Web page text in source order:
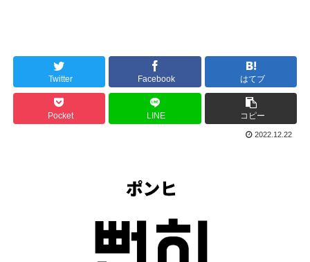
Twitter Facebook はてブ
Pocket LINE コピー
2022.12.22